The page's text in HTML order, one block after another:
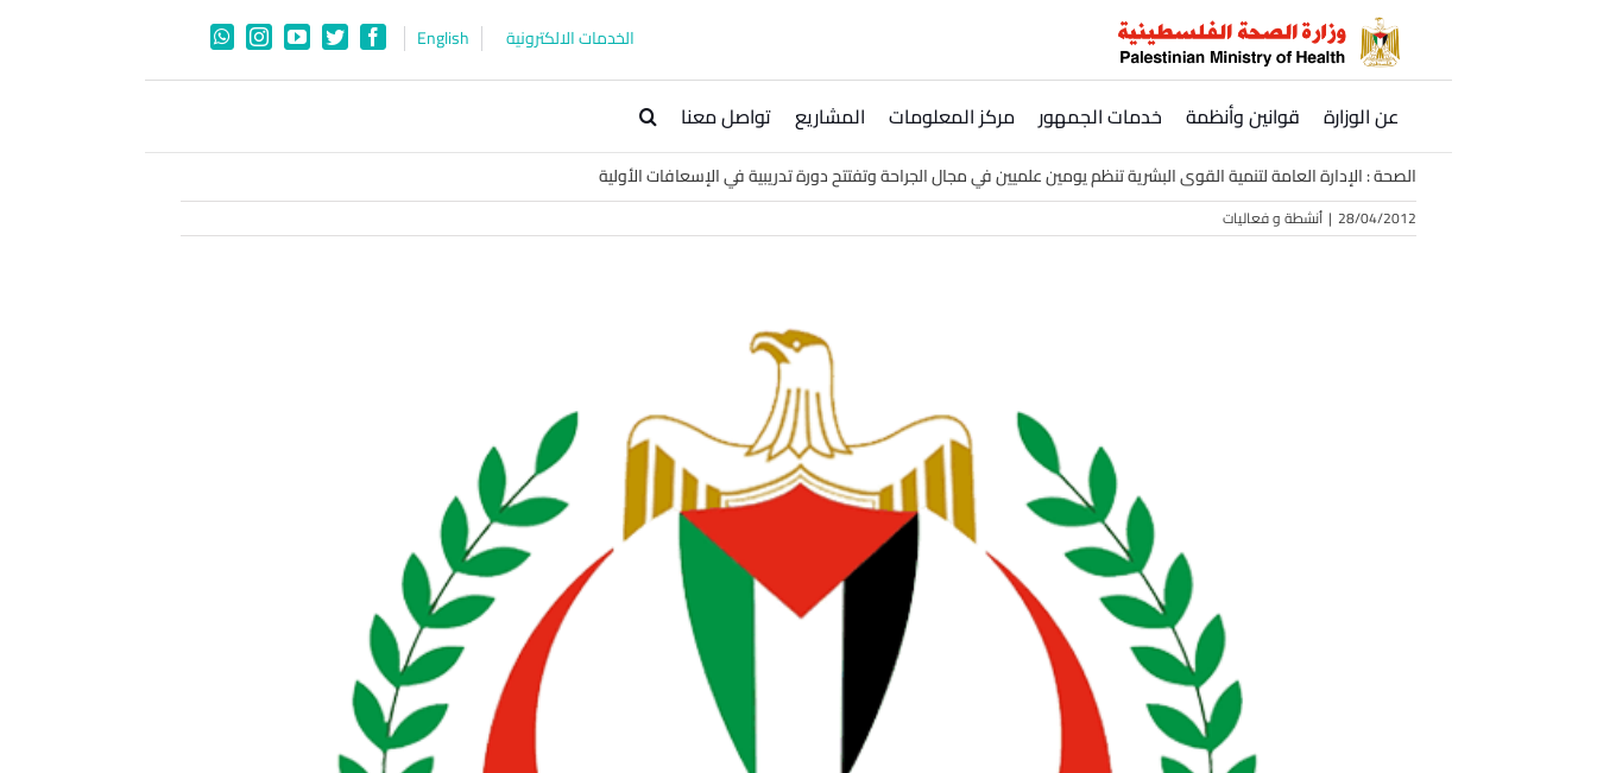
الخدمات الالكترونية English
Facebook
Twitter
YouTube
Instagram
WhatsApp
عن الوزارة قوانين وأنظمة خدمات الجمهور مركز المعلومات المشاريع تواصل معنا
الصحة : الإدارة العامة لتنمية القوى البشرية تنظم يومين علميين في مجال الجراحة وتفتتح دورة تدريبية في الإسعافات الأولية
28/04/2012
| أنشطة و فعاليات